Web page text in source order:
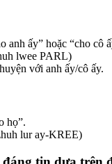
anh ấy” hoặc “cho cô
lwee PARL)
với anh ấy/cô ấy.
họ”.
lur ay-KREE)